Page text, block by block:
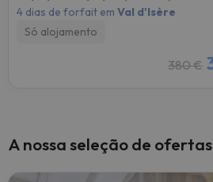
4 dias de forfait em Val d'Isère
Só alojamento
380 €
A nossa seleção de